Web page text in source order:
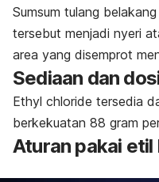
Sumsum tulang
tersebut menjadi nyeri
area yang disemprot
Sediaan dan
Ethyl chloride tersedia
berkekuatan 88 gram
Aturan pakai etil